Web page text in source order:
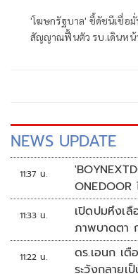
'โฆษกรัฐบาล' ชี้ดัชนีเชื่อ
สัญญาณฟื้นตัว รบ.เดินหน้
NEWS UPDATE
11:37 น.
ONEDOOR
11:33 น.
เปิดปมหึงเ
ภาพบาดตา
11:22 น.
ดร.เอนก เตื
ระวังกลาย